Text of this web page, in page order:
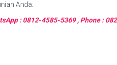
Anda.
: 0812-4585-5369 , Phone :